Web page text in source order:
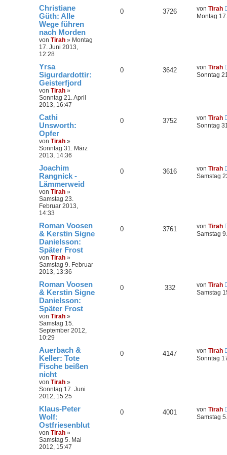
Christiane
Güth: Alle
Wege führen
nach Morden
von Tirah » Montag
17. Juni 2013,
12:28
0 3726 von Tirah
Montag
Yrsa
Sigurdardottir:
Geisterfjord
von Tirah »
Sonntag 21. April
2013, 16:47
0 3642 von Tirah
Sonntag
Cathi
Unsworth:
Opfer
von Tirah »
Sonntag 31. März
2013, 14:36
0 3752 von Tirah
Sonntag
Joachim
Rangnick -
Lämmerweid
von Tirah »
Samstag 23.
Februar 2013,
14:33
0 3616 von Tirah
Samstag
Roman Voosen
& Kerstin Signe
Danielsson:
Später Frost
von Tirah »
Samstag 9. Februar
2013, 13:36
0 3761 von Tirah
Samstag
Roman Voosen
& Kerstin Signe
Danielsson:
Später Frost
von Tirah »
Samstag 15.
September 2012,
10:29
0 332 von Tirah
Samstag
Auerbach &
Keller: Tote
Fische beißen
nicht
von Tirah »
Sonntag 17. Juni
2012, 15:25
0 4147 von Tirah
Sonntag
Klaus-Peter
Wolf:
Ostfriesenblut
von Tirah »
Samstag 5. Mai
2012, 15:47
0 4001 von Tirah
Samstag